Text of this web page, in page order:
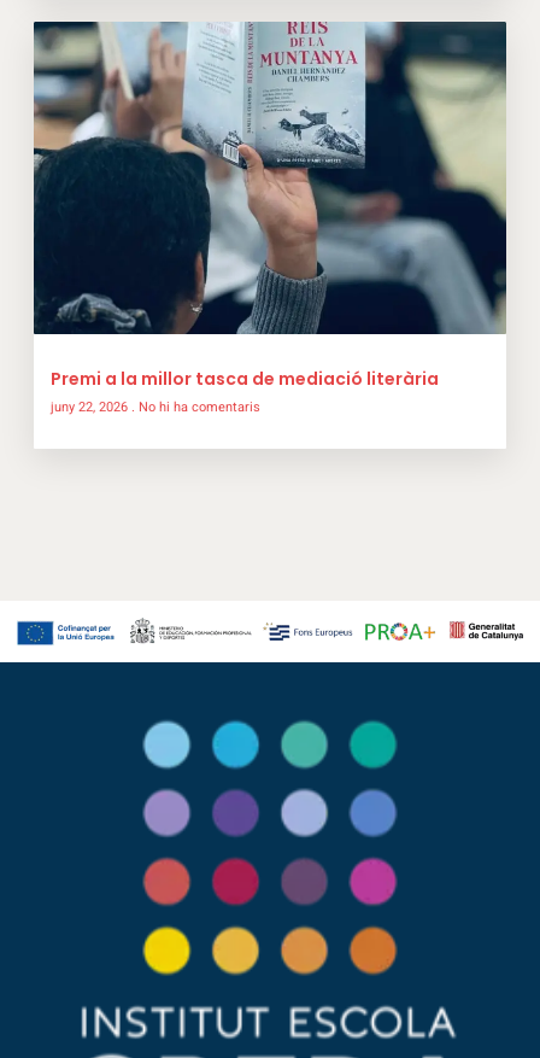
Premi a la millor tasca de mediació literària
juny 22, 2026 No hi ha comentaris